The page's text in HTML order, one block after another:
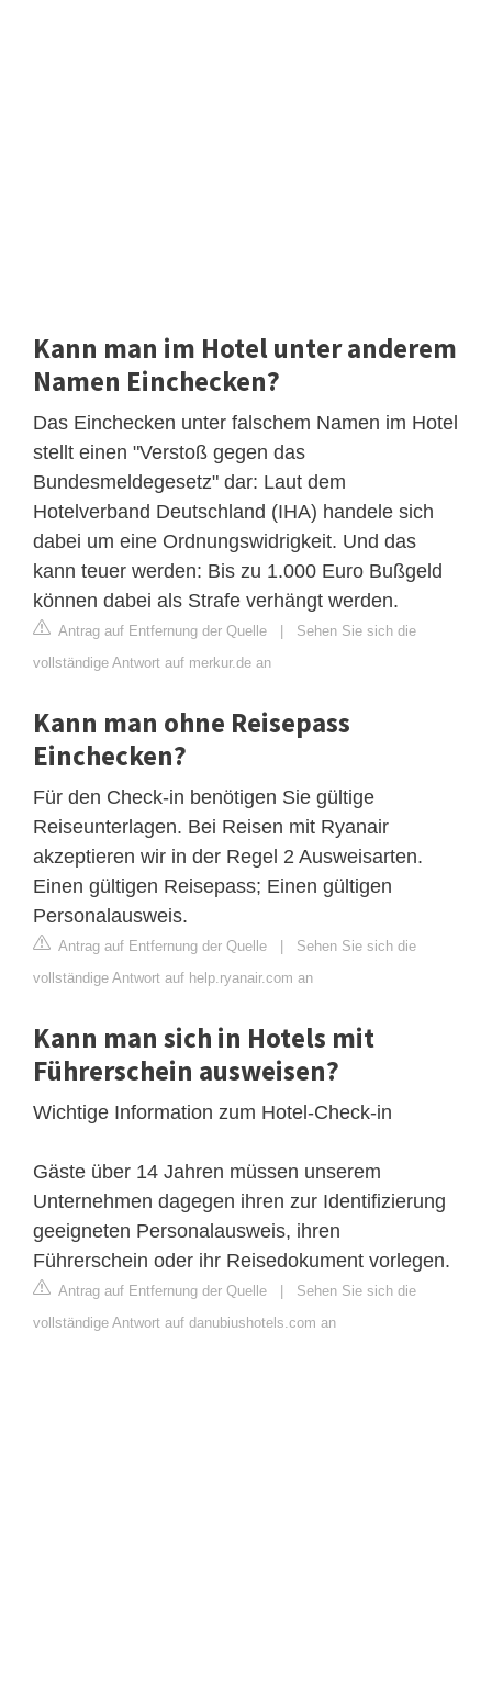
Kann man im Hotel unter anderem
Namen Einchecken?
Das Einchecken unter falschem Namen im Hotel
stellt einen "Verstoß gegen das
Bundesmeldegesetz" dar: Laut dem
Hotelverband Deutschland (IHA) handele sich
dabei um eine Ordnungswidrigkeit. Und das
kann teuer werden: Bis zu 1.000 Euro Bußgeld
können dabei als Strafe verhängt werden.
Antrag auf Entfernung der Quelle | Sehen Sie sich die
vollständige Antwort auf merkur.de an
Kann man ohne Reisepass
Einchecken?
Für den Check-in benötigen Sie gültige
Reiseunterlagen. Bei Reisen mit Ryanair
akzeptieren wir in der Regel 2 Ausweisarten.
Einen gültigen Reisepass; Einen gültigen
Personalausweis.
Antrag auf Entfernung der Quelle | Sehen Sie sich die
vollständige Antwort auf help.ryanair.com an
Kann man sich in Hotels mit
Führerschein ausweisen?
Wichtige Information zum Hotel-Check-in
Gäste über 14 Jahren müssen unserem
Unternehmen dagegen ihren zur Identifizierung
geeigneten Personalausweis, ihren
Führerschein oder ihr Reisedokument vorlegen.
Antrag auf Entfernung der Quelle | Sehen Sie sich die
vollständige Antwort auf danubiushotels.com an